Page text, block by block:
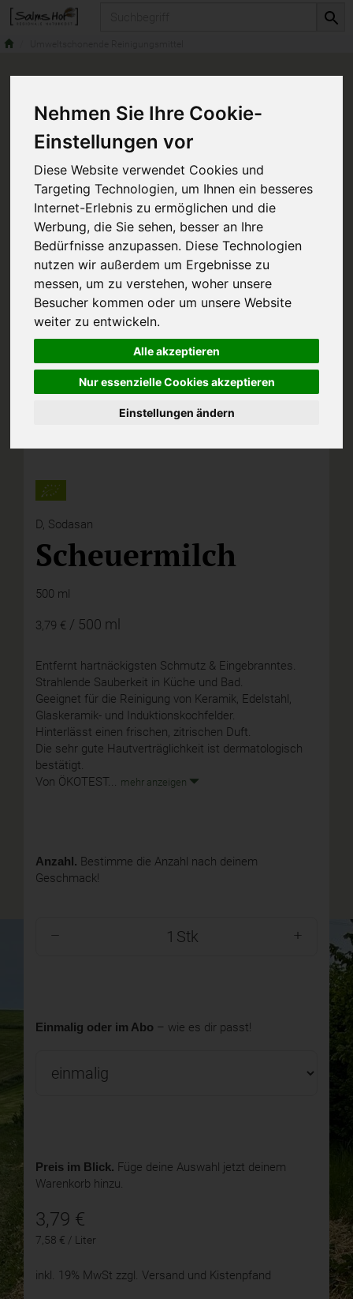
Nehmen Sie Ihre Cookie-
Einstellungen vor
Diese Website verwendet Cookies und
Targeting Technologien, um Ihnen ein besseres
Internet-Erlebnis zu ermöglichen und die
Werbung, die Sie sehen, besser an Ihre
Bedürfnisse anzupassen. Diese Technologien
nutzen wir außerdem um Ergebnisse zu
messen, um zu verstehen, woher unsere
Besucher kommen oder um unsere Website
weiter zu entwickeln.
Alle akzeptieren
Nur essenzielle Cookies akzeptieren
Einstellungen ändern
D, Sodasan
Scheuermilch
500 ml
3,79 € / 500 ml
Entfernt hartnäckigsten Schmutz & Eingebranntes.
Strahlende Sauberkeit in Küche und Bad.
Geeignet für die Reinigung von Keramik, Edelstahl,
Glaskeramik- und Induktionskochfelder.
Hinterlässt einen frischen, zitrischen Duft.
Die sehr gute Hautverträglichkeit ist dermatologisch
bestätigt.
Von ÖKOTEST...
mehr anzeigen
Anzahl. Bestimme die Anzahl nach deinem
Geschmack!
Stk
Einmalig oder im Abo – wie es dir passt!
Preis im Blick. Füge deine Auswahl jetzt deinem
Warenkorb hinzu.
3,79 €
7,58 € / Liter
inkl. 19% MwSt zzgl. Versand und Kistenpfand